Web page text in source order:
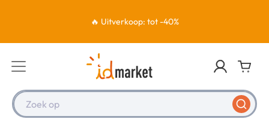
🔥 Uitverkoop: tot -40%
Zoek op